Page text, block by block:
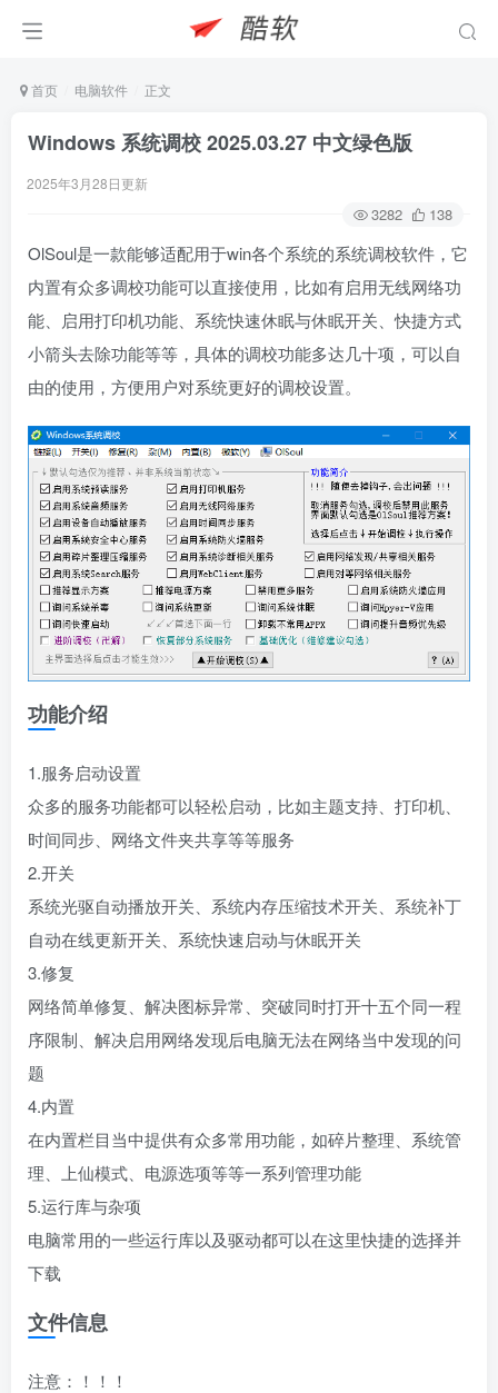
首页 电脑软件 正文
Windows 系统调校 2025.03.27 中文绿色版
2025年3月28日更新
3282 138
OlSoul是一款能够适配用于win各个系统的系统调校软件，它
内置有众多调校功能可以直接使用，比如有启用无线网络功
能、启用打印机功能、系统快速休眠与休眠开关、快捷方式
小箭头去除功能等等，具体的调校功能多达几十项，可以自
由的使用，方便用户对系统更好的调校设置。
功能介绍
1.服务启动设置
众多的服务功能都可以轻松启动，比如主题支持、打印机、
时间同步、网络文件夹共享等等服务
2.开关
系统光驱自动播放开关、系统内存压缩技术开关、系统补丁
自动在线更新开关、系统快速启动与休眠开关
3.修复
网络简单修复、解决图标异常、突破同时打开十五个同一程
序限制、解决启用网络发现后电脑无法在网络当中发现的问
题
4.内置
在内置栏目当中提供有众多常用功能，如碎片整理、系统管
理、上仙模式、电源选项等等一系列管理功能
5.运行库与杂项
电脑常用的一些运行库以及驱动都可以在这里快捷的选择并
下载
文件信息
注意：！！！